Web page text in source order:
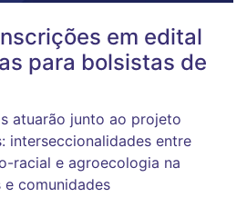
em edital
para bolsistas de
atuarão junto ao projeto
interseccionalidades entre
racial e agroecologia na
comunidades